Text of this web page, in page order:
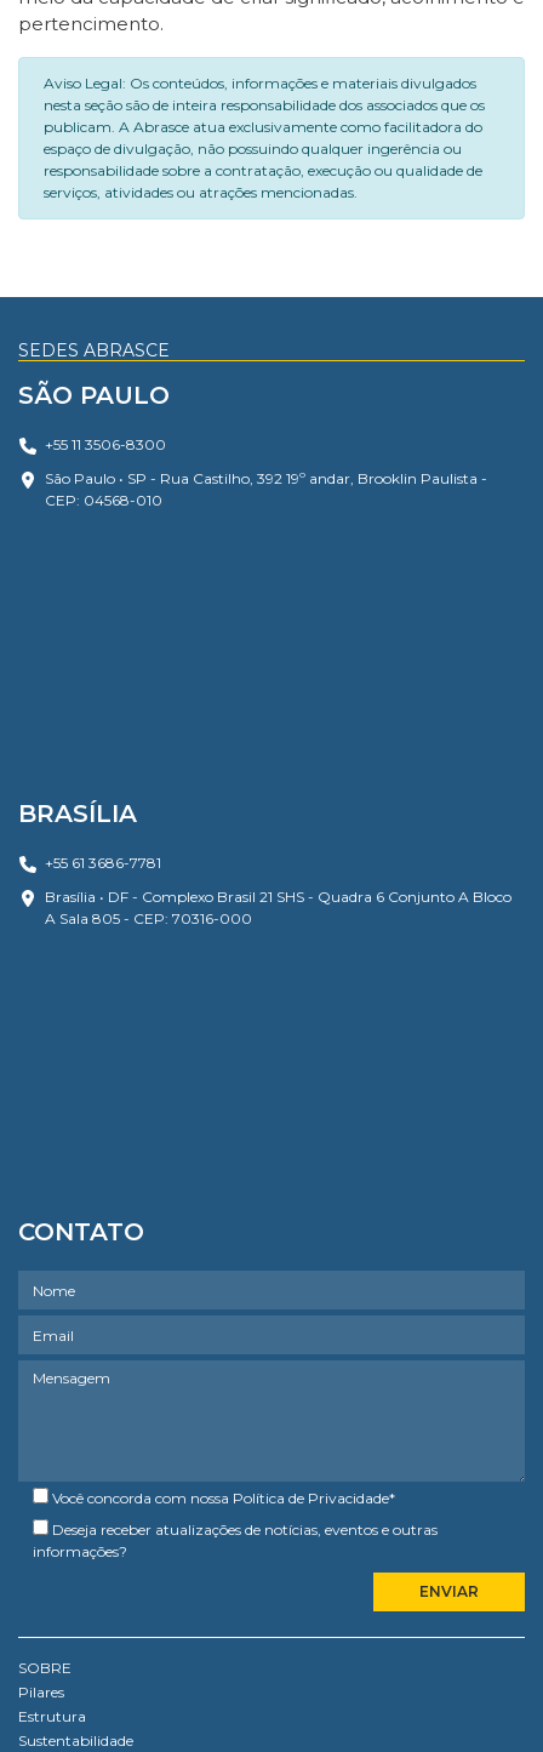
pertencimento.
Aviso Legal: Os conteúdos, informações e materiais divulgados
nesta seção são de inteira responsabilidade dos associados que os
publicam. A Abrasce atua exclusivamente como facilitadora do
espaço de divulgação, não possuindo qualquer ingerência ou
responsabilidade sobre a contratação, execução ou qualidade de
serviços, atividades ou atrações mencionadas.
SEDES ABRASCE
SÃO PAULO
+55 11 3506-8300
São Paulo • SP - Rua Castilho, 392 19º andar, Brooklin Paulista -
CEP: 04568-010
BRASÍLIA
+55 61 3686-7781
Brasília • DF - Complexo Brasil 21 SHS - Quadra 6 Conjunto A Bloco
A Sala 805 - CEP: 70316-000
CONTATO
Você concorda com nossa Política de Privacidade*
Deseja receber atualizações de notícias, eventos e outras
informações?
SOBRE
Pilares
Estrutura
Sustentabilidade